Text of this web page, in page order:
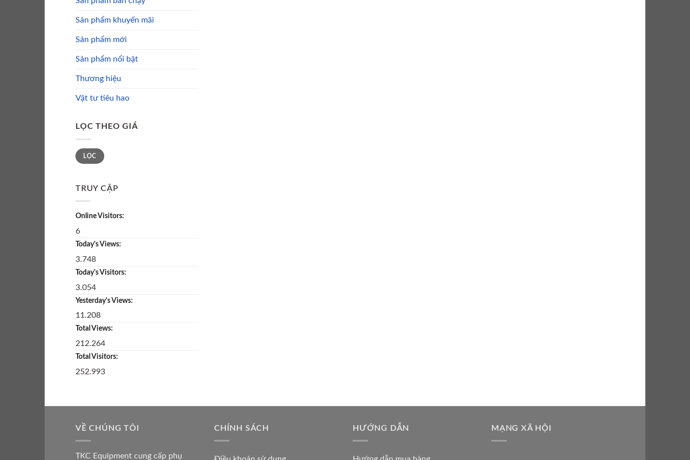
Sản phẩm khuyến mãi
Sản phẩm mới
Sản phẩm nổi bật
Thương hiệu
Vật tư tiêu hao
LỌC THEO GIÁ
Giá
tối
thiểu
Giá
tối
đa
LỌC
TRUY CẬP
Online Visitors:
6
Today's Views:
3.748
Today's Visitors:
3.054
Yesterday's Views:
11.208
Total Views:
212.264
Total Visitors:
252.993
VỀ CHÚNG TÔI
TKC Equipment cung cấp phụ
CHÍNH SÁCH HƯỚNG DẪN MẠNG XÃ HỘI